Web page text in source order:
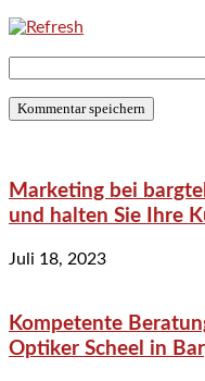
Marketing bei
und halten Sie Ihre
Juli 18, 2023
Kompetente
Optiker Scheel in